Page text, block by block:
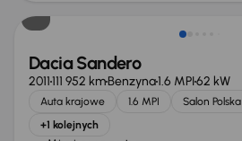
Dacia Sandero
2011111 952 kmBenzyna1.6 MPI62 kW
Auta krajowe 1.6 MPI Salon Polska
+1 kolejnych